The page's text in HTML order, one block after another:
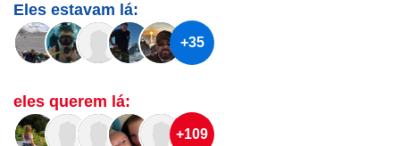
Eles estavam lá:
+35
eles querem lá:
+109